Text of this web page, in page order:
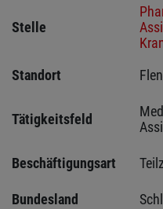
Stelle
Standort
Tätigkeitsfeld
Beschäftigungsart
Bundesland